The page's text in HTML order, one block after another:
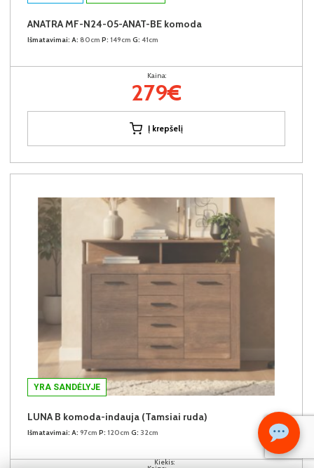
Kiekis:
ANATRA MF-N24-05-ANAT-BE komoda
Išmatavimai: A: 80cm P: 149cm G: 41cm
Kaina:
279€
Į krepšelį
YRA SANDĖLYJE
LUNA B komoda-indauja (Tamsiai ruda)
Išmatavimai: A: 97cm P: 120cm G: 32cm